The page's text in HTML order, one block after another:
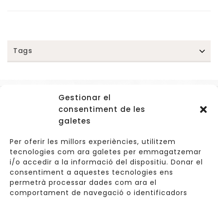
Gestionar el
consentiment de les
galetes
Per oferir les millors experiències, utilitzem
tecnologies com ara galetes per emmagatzemar
i/o accedir a la informació del dispositiu. Donar el
consentiment a aquestes tecnologies ens
permetrà processar dades com ara el
comportament de navegació o identificadors
Tags
Carrer de Valldoreix 45, 08172 Sant Cugat del Vallès